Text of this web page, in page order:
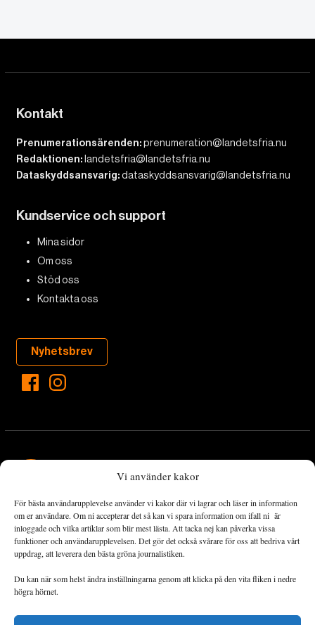
Vi använder kakor
För bästa användarupplevelse använder vi kakor där vi lagrar och läser in information
om er användare. Om ni accepterar det så kan vi spara information om ifall ni är
inloggade och vilka artiklar som blir mest lästa. Att tacka nej kan påverka vissa
funktioner och användarupplevelsen. Det gör det också svårare för oss att bedriva vårt
uppdrag, att leverera den bästa gröna journalistiken.
Du kan när som helst ändra inställningarna genom att klicka på den vita fliken i nedre
högra hörnet.
Kontakt
Prenumerationsärenden:prenumeration@landetsfria.nu
Redaktionen:landetsfria@landetsfria.nu
Dataskyddsansvarig:dataskyddsansvarig@landetsfria.nu
Kundservice och support
Mina sidor
Om oss
Stöd oss
Kontakta oss
Nyhetsbrev
Landets Fria Tidning är en nyhetstidning med bred bevakning av
det viktigaste som händer lokalt och globalt och med fokus på
omställningsrörelsen. En omställning till ett hållbart samhälle går
både via starka och lika rättigheter för alla människor, minskade
ekonomiska och sociala klyftor, samt utrymme för allt levande att
utvecklas och frodas.